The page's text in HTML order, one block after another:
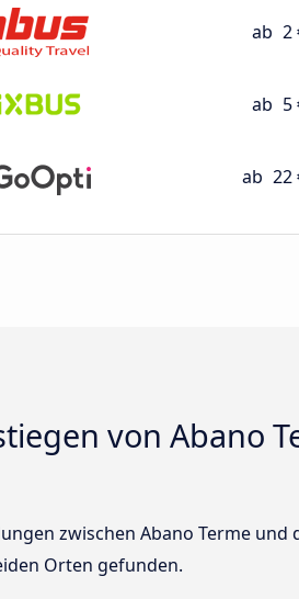
ab 2
ab 5
ab 22
von Abano
zwischen Abano Terme und
Orten gefunden.